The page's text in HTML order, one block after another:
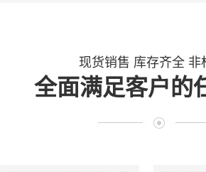
现货销售 库存齐全 非
全面满足客户的